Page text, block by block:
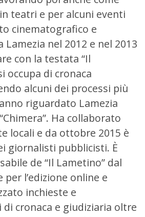
teatri e per alcuni eventi
cinematografico e
Lamezia nel 2012 e nel 2013
con la testata “Il
occupa di cronaca
alcuni dei processi più
riguardato Lamezia
Ha collaborato
locali e da ottobre 2015 è
giornalisti pubblicisti. È
de “Il Lametino” dal
l’edizione online e
inchieste e
cronaca e giudiziaria oltre